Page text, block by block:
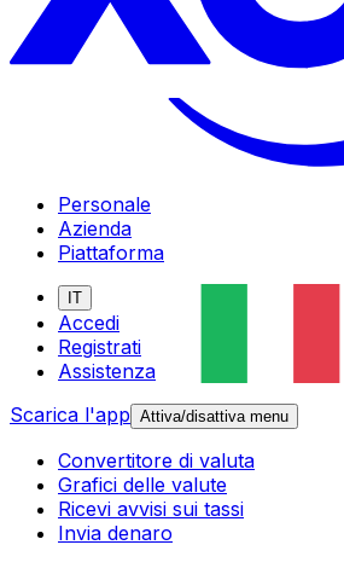
Personale
Azienda
Piattaforma
IT
Accedi
Registrati
Assistenza
Scarica l'app Attiva/disattiva menu
Convertitore di valuta
Grafici delle valute
Ricevi avvisi sui tassi
Invia denaro